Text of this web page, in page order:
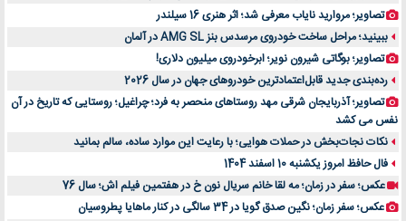
تصاویر؛ مروارید نایاب معرفی شد؛ اثر هنری 16 سیلندر
ببینید؛ مراحل ساخت خودروی مرسدس بنز AMG SL در آلمان
تصاویر؛ بوگاتی شیرون نویر؛ ابرخودروی میلیون دلاری!
رده‌بندی جدید قابل‌اعتمادترین خودروهای جهان در سال 2026
تصاویر؛ آذربایجان شرقی مهد روستاهای منحصر به فرد؛ چراغیل؛ روستایی که تاریخ در آن
نفس می کشد
نکات نجات‌بخش در حملات هوایی؛ با رعایت این موارد ساده، سالم بمانید
فال حافظ امروز یکشنبه 10 اسفند 1404
عکس؛ سفر در زمان؛ مه لقا خانم سریال نون خ در هفتمین فیلم اش؛ سال 76
عکس؛ سفر زمان؛ نگین صدق گویا در 34 سالگی در کنار ماهایا پطروسیان